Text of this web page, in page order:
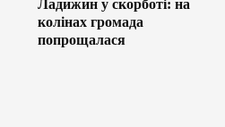
Ладижин у скорботі: на
колінах громада
попрощалася